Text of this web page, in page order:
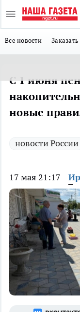
Все новости
С 1 июня
новые
новости России
17 мая 21:17